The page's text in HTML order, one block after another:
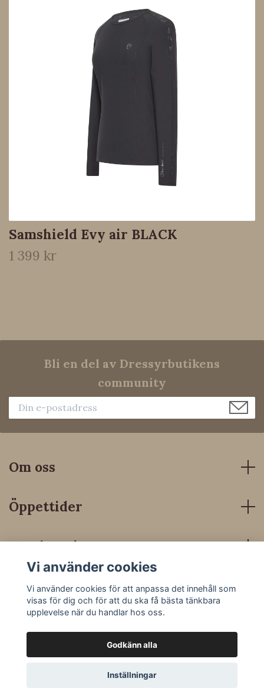
Samshield Evy air BLACK
1 399 kr
Bli en del av Dressyrbutikens
community
Om oss
Öppettider
Kundservice
Sociala medier
© 2026 Dressyrbutiken
Vi använder cookies
Vi använder cookies för att anpassa det innehåll som
visas för dig och för att du ska få bästa tänkbara
upplevelse när du handlar hos oss.
Godkänn alla
Inställningar